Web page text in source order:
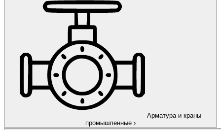
Арматура и краны
промышленные ›